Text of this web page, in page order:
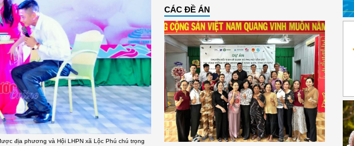
địa phương và Hội LHPN xã Lộc Phú chú trọng
CÁC ĐỀ ÁN